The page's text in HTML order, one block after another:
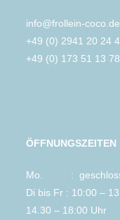
info@frollein-coco.de
+49 (0) 2941 20 24
+49 (0) 173 51 13
ÖFFNUNGSZEITEN
Mo. :
Di bis Fr : 10:00 –
14.30 – 18:00 Uhr